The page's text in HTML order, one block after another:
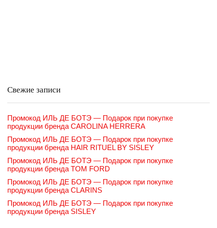
Свежие записи
Промокод ИЛЬ ДЕ БОТЭ — Подарок при покупке
продукции бренда CAROLINA HERRERA
Промокод ИЛЬ ДЕ БОТЭ — Подарок при покупке
продукции бренда HAIR RITUEL BY SISLEY
Промокод ИЛЬ ДЕ БОТЭ — Подарок при покупке
продукции бренда TOM FORD
Промокод ИЛЬ ДЕ БОТЭ — Подарок при покупке
продукции бренда CLARINS
Промокод ИЛЬ ДЕ БОТЭ — Подарок при покупке
продукции бренда SISLEY